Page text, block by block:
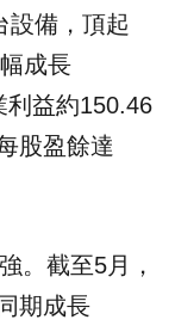
設備，頂起
成長
利益約150.46
股盈餘達
。截至5月，
期成長